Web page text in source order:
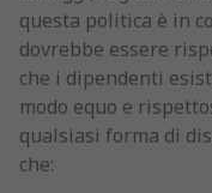
questa politica è in
dovrebbe essere
che i dipendenti
modo equo e
qualsiasi forma di
che: